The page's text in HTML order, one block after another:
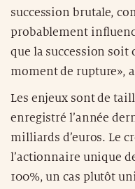
succession brutale,
probablement
que la succession soit
moment de rupture»,
Les enjeux sont de
enregistré l’année
milliards d’euros. Le
l’actionnaire unique
100%, un cas plutôt